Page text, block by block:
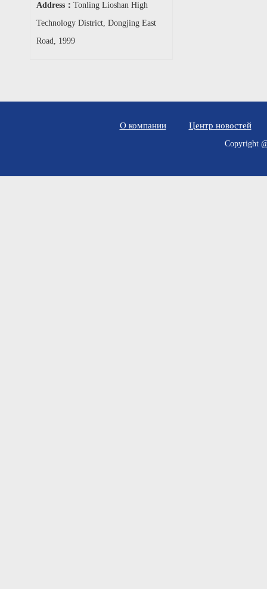
Address： Tonling Lioshan High
Technology District, Dongjing East
Road, 1999
О компании Центр новостей
Copyright